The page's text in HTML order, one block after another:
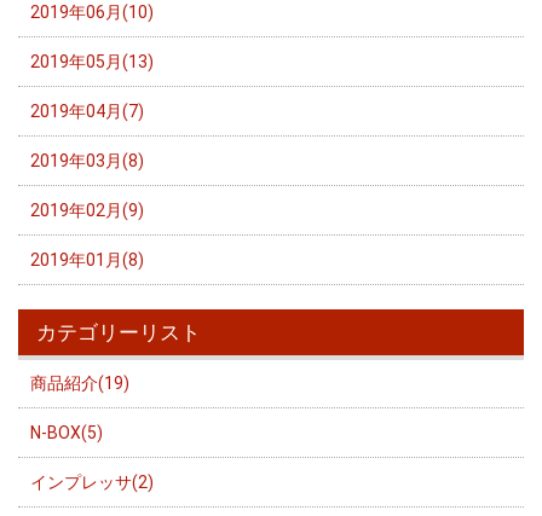
2019年06月(10)
2019年05月(13)
2019年04月(7)
2019年03月(8)
2019年02月(9)
2019年01月(8)
カテゴリーリスト
商品紹介(19)
N-BOX(5)
インプレッサ(2)